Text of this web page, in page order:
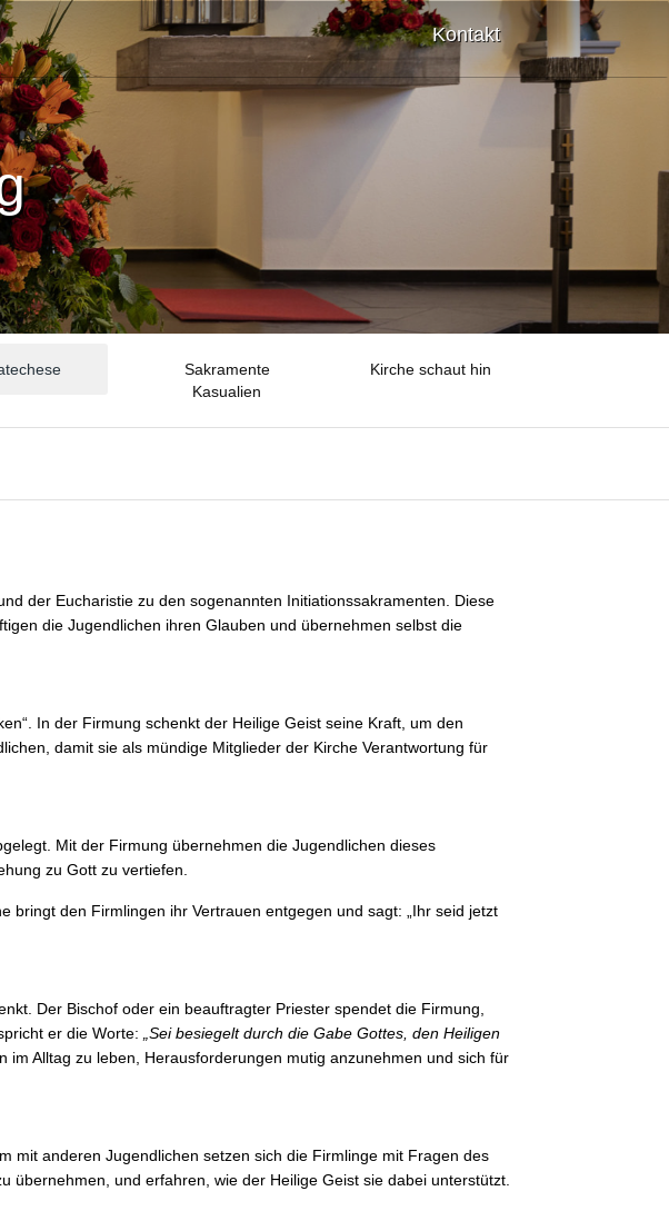
Kontakt
Sakramente
Kasualien
Kirche schaut hin
der Eucharistie zu den sogenannten Initiationssakramenten. Diese
die Jugendlichen ihren Glauben und übernehmen selbst die
In der Firmung schenkt der Heilige Geist seine Kraft, um den
damit sie als mündige Mitglieder der Kirche Verantwortung für
Mit der Firmung übernehmen die Jugendlichen dieses
zu Gott zu vertiefen.
bringt den Firmlingen ihr Vertrauen entgegen und sagt: „Ihr seid jetzt
Der Bischof oder ein beauftragter Priester spendet die Firmung,
er die Worte:
„Sei besiegelt durch die Gabe Gottes, den Heiligen
Alltag zu leben, Herausforderungen mutig anzunehmen und sich für
mit anderen Jugendlichen setzen sich die Firmlinge mit Fragen des
und erfahren, wie der Heilige Geist sie dabei unterstützt.